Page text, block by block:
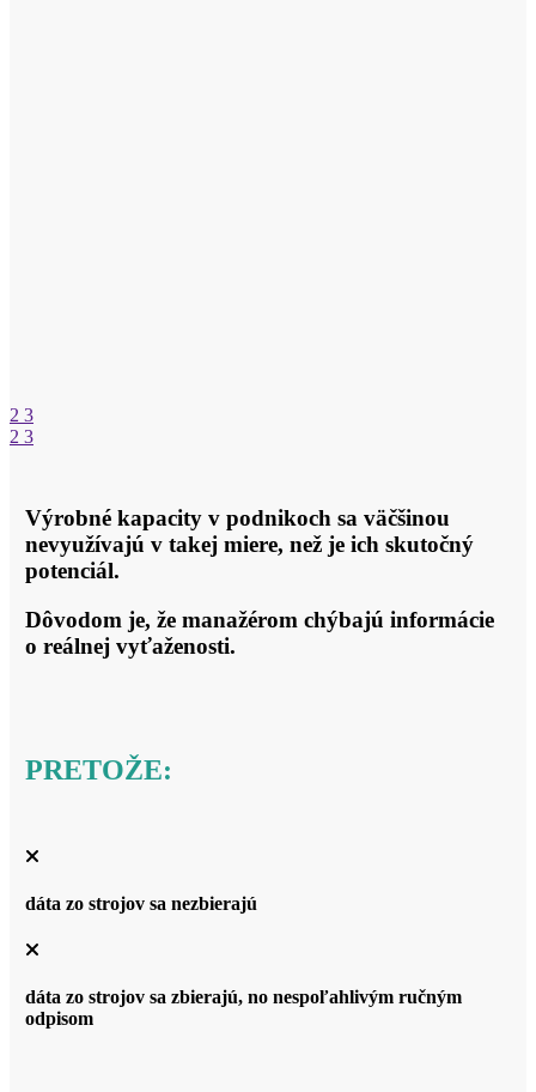
2 3
2 3
Výrobné kapacity v podnikoch sa väčšinou
nevyužívajú v takej miere, než je ich skutočný
potenciál.
Dôvodom je, že manažérom chýbajú informácie
o reálnej vyťaženosti.
PRETOŽE:
dáta zo strojov sa nezbierajú
dáta zo strojov sa zbierajú, no nespoľahlivým ručným
odpisom